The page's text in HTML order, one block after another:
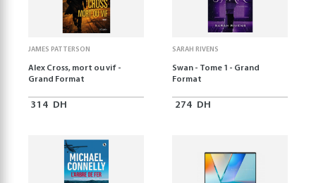
JAMES PATTERSON
Alex Cross, mort ou vif -
Grand Format
314 DH
SARAH RIVENS
Swan - Tome 1 - Grand
Format
274 DH